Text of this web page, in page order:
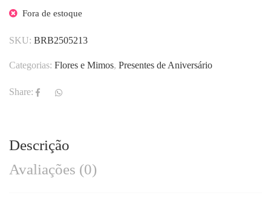
Fora de estoque
SKU: BRB2505213
Categorias: Flores e Mimos, Presentes de Aniversário
Share:
Descrição
Avaliações (0)